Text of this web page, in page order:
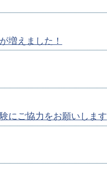
増えました！
にご協力をお願いします